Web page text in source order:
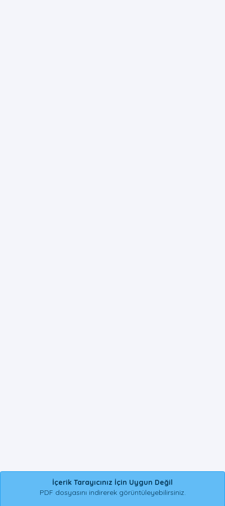
İçerik Tarayıcınız İçin Uygun Değil
PDF dosyasını indirerek görüntüleyebilirsiniz.